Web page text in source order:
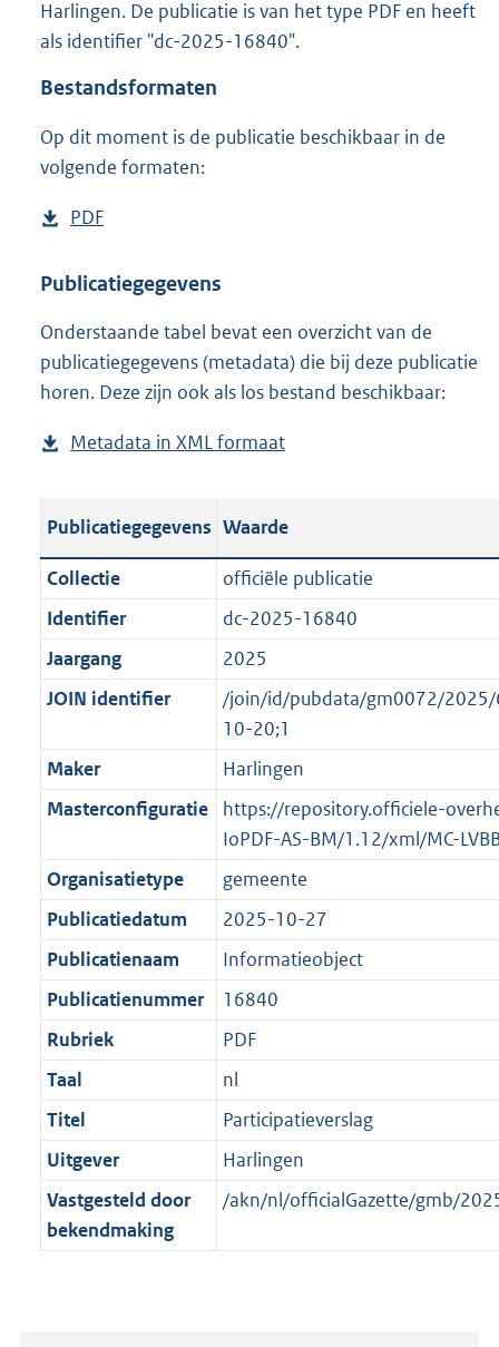
r
e
n
Harlingen. De publicatie is van het type PDF en heeft
als identifier "dc-2025-16840".
Bestandsformaten
Op dit moment is de publicatie beschikbaar in de
volgende formaten:
D
w
l
o
a
p
b
i
c
a
t
i
i
n
f
r
m
a
a
t
PDF
s
a
n
d
g
o
t
t
e
:
o
b
e
k
n
d
Publicatiegegevens
Onderstaande tabel bevat een overzicht van de
publicatiegegevens (metadata) die bij deze publicatie
horen. Deze zijn ook als los bestand beschikbaar:
Metadata in XML formaat
t
a
n
d
g
r
o
o
t
t
e
:
1
K
b
Publicatiegegevens Waarde
Collectie
officiële publicatie
Identifier
dc-2025-16840
Jaargang
2025
JOIN identifier
/join/id/pubdata/gm0072/
10-20;1
Maker
Harlingen
Masterconfiguratie
https://repository.officiele-
IoPDF-AS-BM/1.12/xml/MC-
Organisatietype
gemeente
Publicatiedatum
2025-10-27
Publicatienaam
Informatieobject
Publicatienummer
16840
Rubriek
PDF
Taal
nl
Titel
Participatieverslag
Uitgever
Harlingen
Vastgesteld door
bekendmaking
/akn/nl/officialGazette/gmb/